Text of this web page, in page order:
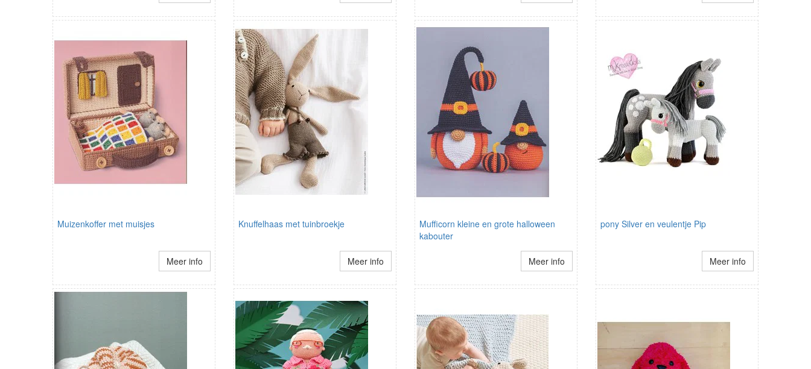
Muizenkoffer met muisjes
Meer info
Knuffelhaas met tuinbroekje
Meer info
Mufficorn kleine en grote halloween
kabouter
Meer info
pony Silver en veulentje Pip
Meer info